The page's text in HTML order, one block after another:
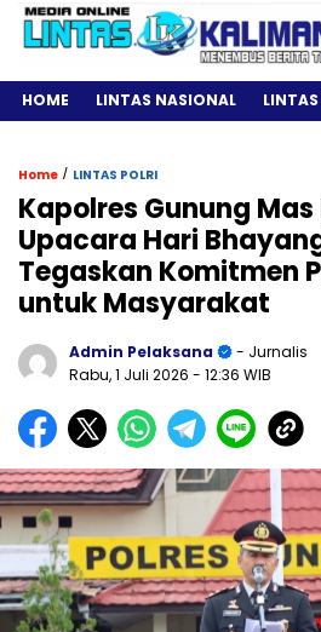
HOME LINTAS NASIONAL
Home / LINTAS POLRI
Kapolres Gunung
Upacara Hari
Tegaskan Komitmen
untuk Masyarakat
Admin Pelaksana
- Jurnalis
Rabu, 1 Juli 2026 - 12:36 WIB